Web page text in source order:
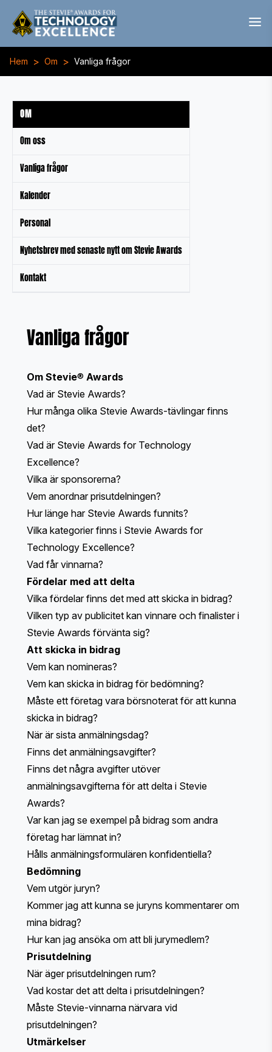
Hem > Om > Vanliga frågor
OM
Om oss
Vanliga frågor
Kalender
Personal
Nyhetsbrev med senaste nytt om Stevie Awards
Kontakt
Vanliga frågor
Om Stevie® Awards
Vad är Stevie Awards?
Hur många olika Stevie Awards-tävlingar finns
det?
Vad är Stevie Awards for Technology
Excellence?
Vilka är sponsorerna?
Vem anordnar prisutdelningen?
Hur länge har Stevie Awards funnits?
Vilka kategorier finns i Stevie Awards for
Technology Excellence?
Vad får vinnarna?
Fördelar med att delta
Vilka fördelar finns det med att skicka in bidrag?
Vilken typ av publicitet kan vinnare och finalister i
Stevie Awards förvänta sig?
Att skicka in bidrag
Vem kan nomineras?
Vem kan skicka in bidrag för bedömning?
Måste ett företag vara börsnoterat för att kunna
skicka in bidrag?
När är sista anmälningsdag?
Finns det anmälningsavgifter?
Finns det några avgifter utöver
anmälningsavgifterna för att delta i Stevie
Awards?
Var kan jag se exempel på bidrag som andra
företag har lämnat in?
Hålls anmälningsformulären konfidentiella?
Bedömning
Vem utgör juryn?
Kommer jag att kunna se juryns kommentarer om
mina bidrag?
Hur kan jag ansöka om att bli jurymedlem?
Prisutdelning
När äger prisutdelningen rum?
Vad kostar det att delta i prisutdelningen?
Måste Stevie-vinnarna närvara vid
prisutdelningen?
Utmärkelser